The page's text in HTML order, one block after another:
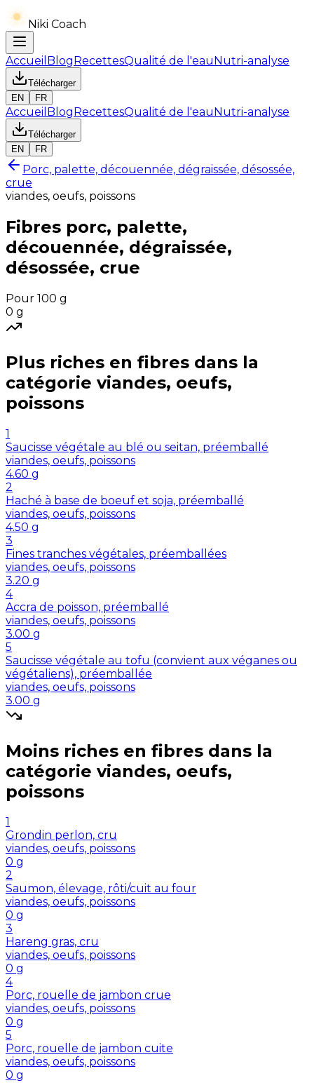
Niki Coach
Accueil BlogRecettesQualité de l'eauNutri-analyse
Télécharger
EN
FR
Accueil BlogRecettesQualité de l'eauNutri-analyse
Télécharger
EN
FR
Porc, palette, découennée, dégraissée, désossée,
crue
viandes, oeufs, poissons
Fibres porc, palette,
découennée, dégraissée,
désossée, crue
Pour 100 g
0 g
Plus riches en fibres dans la
catégorie viandes, oeufs,
poissons
1
Saucisse végétale au blé ou seitan, préemballé
viandes, oeufs, poissons
4.60 g
2
Haché à base de boeuf et soja, préemballé
viandes, oeufs, poissons
4.50 g
3
Fines tranches végétales, préemballées
viandes, oeufs, poissons
3.20 g
4
Accra de poisson, préemballé
viandes, oeufs, poissons
3.00 g
5
Saucisse végétale au tofu (convient aux véganes ou
végétaliens), préemballée
viandes, oeufs, poissons
3.00 g
Moins riches en fibres dans la
catégorie viandes, oeufs,
poissons
1
Grondin perlon, cru
viandes, oeufs, poissons
0 g
2
Saumon, élevage, rôti/cuit au four
viandes, oeufs, poissons
0 g
3
Hareng gras, cru
viandes, oeufs, poissons
0 g
4
Porc, rouelle de jambon crue
viandes, oeufs, poissons
0 g
5
Porc, rouelle de jambon cuite
viandes, oeufs, poissons
0 g